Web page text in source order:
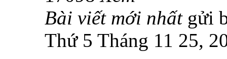
Bài viết mới nhất gửi
Thứ 5 Tháng 11 25,